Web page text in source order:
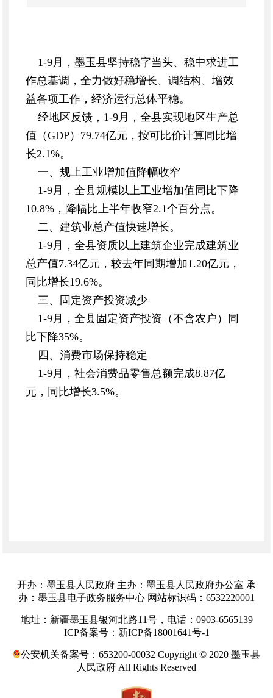
1-9月，墨玉县坚持稳字当头、稳中求进工
作总基调，全力做好稳增长、调结构、增效
益各项工作，经济运行总体平稳。
经地区反馈，1-9月，全县实现地区生产总
值（GDP）79.74亿元，按可比价计算同比增
长2.1%。
一、规上工业增加值降幅收窄
1-9月，全县规模以上工业增加值同比下降
10.8%，降幅比上半年收窄2.1个百分点。
二、建筑业总产值快速增长。
1-9月，全县资质以上建筑企业完成建筑业
总产值7.34亿元，较去年同期增加1.20亿元，
同比增长19.6%。
三、固定资产投资减少
1-9月，全县固定资产投资（不含农户）同
比下降35%。
四、消费市场保持稳定
1-9月，社会消费品零售总额完成8.87亿
元，同比增长3.5%。
开办：墨玉县人民政府 主办：墨玉县人民政府办公室 承
办：墨玉县电子政务服务中心 网站标识码：6532220001
地址：新疆墨玉县银河北路11号，电话：0903-6565139
ICP备案号：新ICP备18001641号-1
公安机关备案号：653200-00032 Copyright © 2020 墨玉县
人民政府 All Rights Reserved